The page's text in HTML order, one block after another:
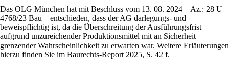
Das OLG München hat mit Beschluss vom 13. 08. 2024 – Az.: 28 U
4768/23 Bau – entschieden, dass der AG darlegungs- und
beweispflichtig ist, da die Überschreitung der Ausführungsfrist
aufgrund unzureichender Produktionsmittel mit an Sicherheit
grenzender Wahrscheinlichkeit zu erwarten war. Weitere Erläuterungen
hierzu finden Sie im Baurechts-Report 2025, S. 42 f.